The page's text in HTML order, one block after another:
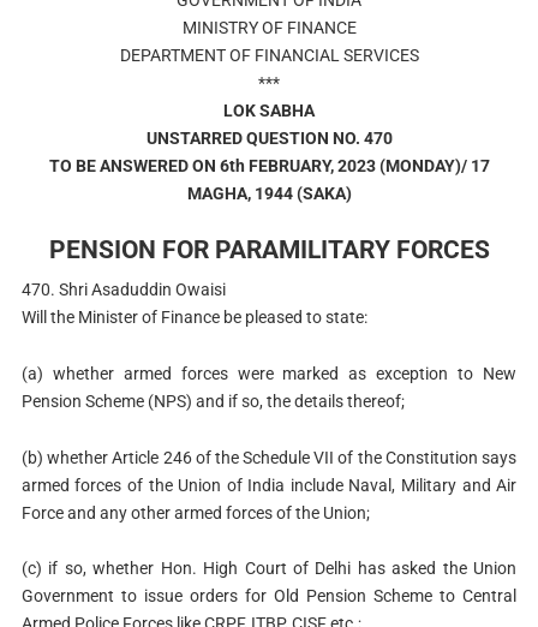
MINISTRY OF FINANCE
DEPARTMENT OF FINANCIAL SERVICES
***
LOK SABHA
UNSTARRED QUESTION NO. 470
TO BE ANSWERED ON 6th FEBRUARY, 2023 (MONDAY)/ 17
MAGHA, 1944 (SAKA)
PENSION FOR PARAMILITARY FORCES
470. Shri Asaduddin Owaisi
Will the Minister of Finance be pleased to state:
(a) whether armed forces were marked as exception to New
Pension Scheme (NPS) and if so, the details thereof;
(b) whether Article 246 of the Schedule VII of the Constitution says
armed forces of the Union of India include Naval, Military and Air
Force and any other armed forces of the Union;
(c) if so, whether Hon. High Court of Delhi has asked the Union
Government to issue orders for Old Pension Scheme to Central